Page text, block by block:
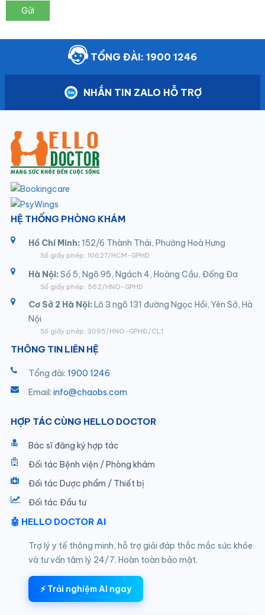
Gửi
TỔNG ĐÀI: 1900 1246
NHẮN TIN ZALO HỖ TRỢ
HỆ THỐNG PHÒNG KHÁM
Hồ Chí Minh: 152/6 Thành Thái, Phường Hoà Hưng
Số giấy phép: 10627/HCM-GPHD
Hà Nội: Số 5, Ngõ 95, Ngách 4, Hoàng Cầu, Đống Đa
Số giấy phép: 562/HNO-GPHD
Cơ Sở 2 Hà Nội: Lô 3 ngõ 131 đường Ngọc Hồi, Yên Sở, Hà
Nội
Số giấy phép: 3095/HNO-GPHĐ/CL1
THÔNG TIN LIÊN HỆ
Tổng đài: 1900 1246
Email: info@chaobs.com
HỢP TÁC CÙNG HELLO DOCTOR
Bác sĩ đăng ký hợp tác
Đối tác Bệnh viện / Phòng khám
Đối tác Dược phẩm / Thiết bị
Đối tác Đầu tư
🤖 HELLO DOCTOR AI
Trợ lý y tế thông minh, hỗ trợ giải đáp thắc mắc sức khỏe
và tư vấn tâm lý 24/7. Hoàn toàn bảo mật.
⚡ Trải nghiệm AI ngay